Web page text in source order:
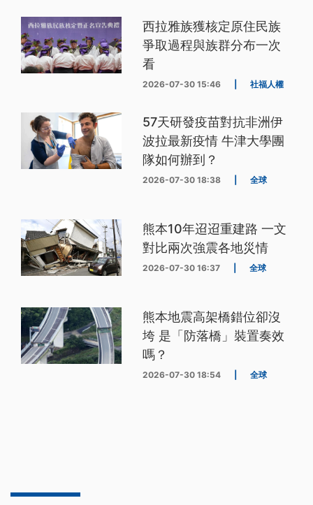
西拉雅族獲核定原住民族
爭取過程與族群分布一次
看
2026-07-30 15:46 社福人權
57天研發疫苗對抗非洲伊
波拉最新疫情 牛津大學團
隊如何辦到？
2026-07-30 18:38 全球
熊本10年迢迢重建路 一文
對比兩次強震各地災情
2026-07-30 16:37 全球
熊本地震高架橋錯位卻沒
垮 是「防落橋」裝置奏效
嗎？
2026-07-30 18:54 全球